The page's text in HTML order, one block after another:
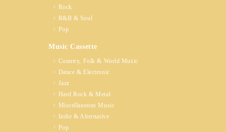
Rock
R&B & Soul
Pop
Music Cassette
Country, Folk & World Music
Dance & Electronic
Jazz
Hard Rock & Metal
Miscellaneous Music
Indie & Alternative
Pop